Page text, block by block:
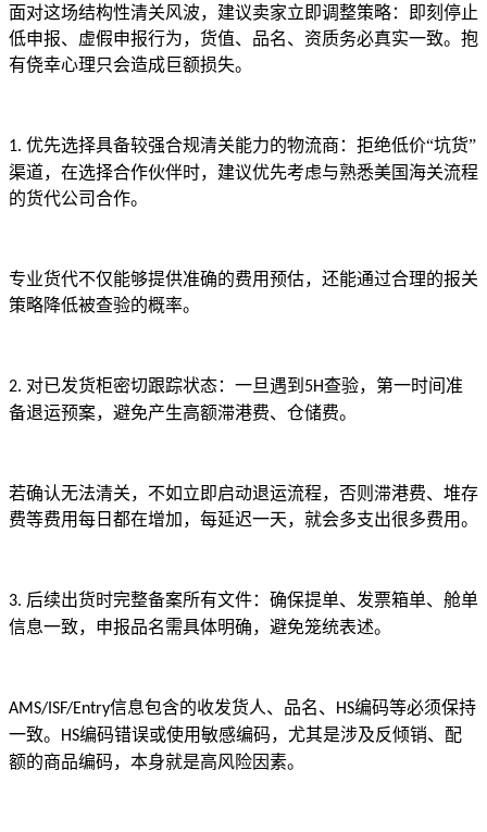
面对这场结构性清关风波，建议卖家立即调整策略：即刻停止
低申报、虚假申报行为，货值、品名、资质务必真实一致。抱
有侥幸心理只会造成巨额损失。
1. 优先选择具备较强合规清关能力的物流商：拒绝低价“坑货”
渠道，在选择合作伙伴时，建议优先考虑与熟悉美国海关流程
的货代公司合作。
专业货代不仅能够提供准确的费用预估，还能通过合理的报关
策略降低被查验的概率。
2. 对已发货柜密切跟踪状态：一旦遇到 5H查验，第一时间准
备退运预案，避免产生高额滞港费、仓储费。
若确认无法清关，不如立即启动退运流程，否则滞港费、堆存
费等费用每日都在增加，每延迟一天，就会多支出很多费用。
3. 后续出货时完整备案所有文件：确保提单、发票箱单、舱单
信息一致，申报品名需具体明确，避免笼统表述。
AMS/ISF/Entry信息包含的收发货人、品名、 HS编码等必须保持
一致。 HS编码错误或使用敏感编码，尤其是涉及反倾销、配
额的商品编码，本身就是高风险因素。